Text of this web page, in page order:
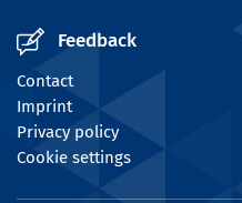
Feedback
Contact
Imprint
Privacy policy
Cookie settings